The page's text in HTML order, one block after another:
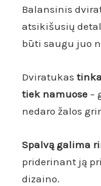
Balansinis
atsikišusių
būti saugu juo
Dviratukast
tiek namuose –
nedaro žalos
Spalvą galima
priderinant ją
dizaino.